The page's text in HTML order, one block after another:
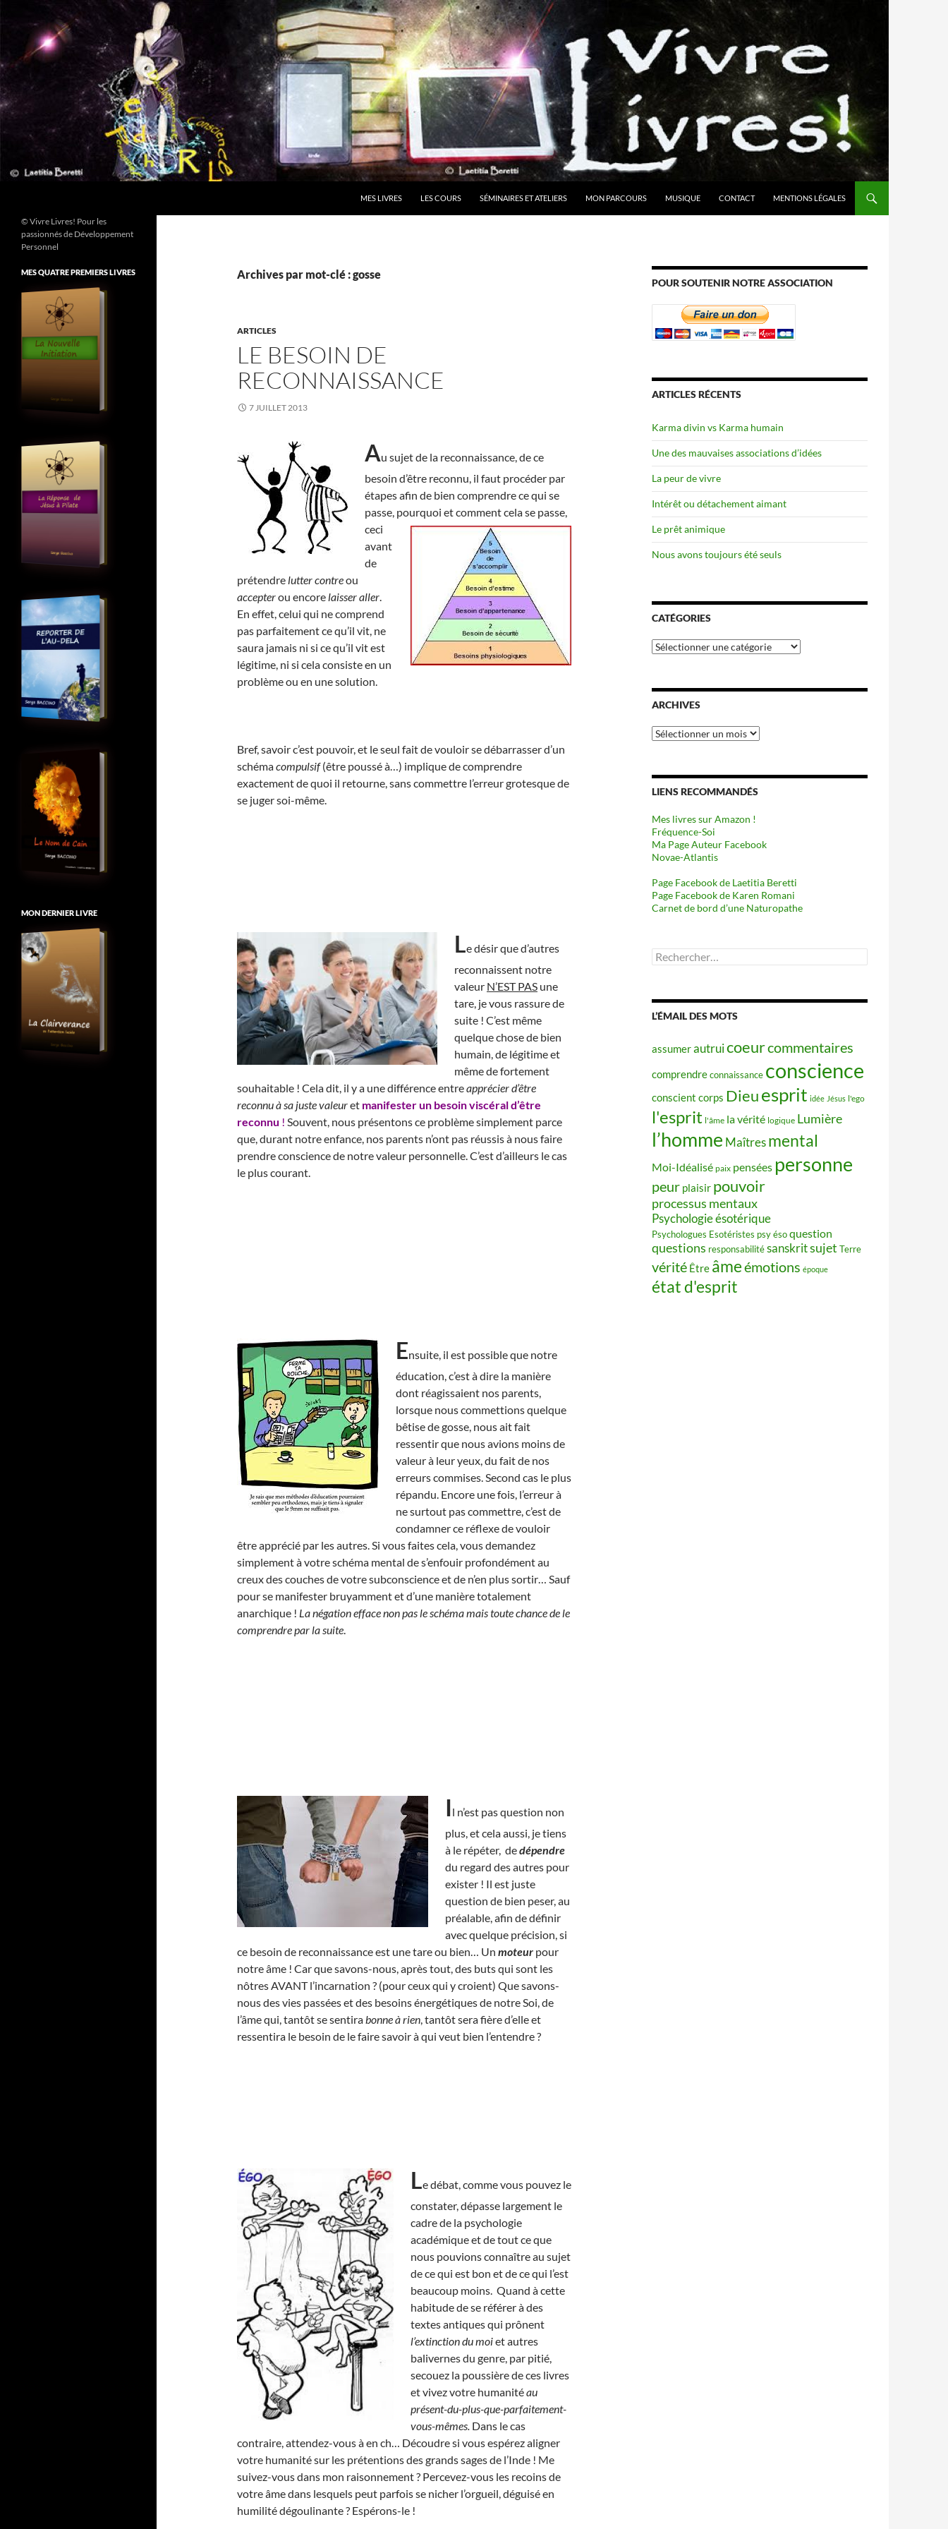
contenu
MES LIVRES LES COURS SÉMINAIRES ET ATELIERS MON PARCOURS MUSIQUE CONTACT MENTIONS LÉGALES
Archives par mot-clé : gosse
ARTICLES
LE BESOIN DE
RECONNAISSANCE
7 JUILLET 2013
Au sujet de la reconnaissance, de ce
besoin d’être reconnu, il faut procéder par
étapes afin de bien comprendre ce qui se
passe, pourquoi et comment cela se passe,
ceci
avant
de
prétendre lutter contreou
accepterou encore laisser aller.
En effet, celui qui ne comprend
pas parfaitement ce qu’il vit, ne
saura jamais ni si ce qu’il vit est
légitime, ni si cela consiste en un
problème ou en une solution.
Bref, savoir c’est pouvoir, et le seul fait de vouloir se débarrasser d’un
schémacompulsif(être poussé à…) implique de comprendre
exactement de quoi il retourne, sans commettre l’erreur grotesque de
se juger soi-même.
Le désir que d’autres
reconnaissent notre
valeur N’EST PAS une
tare, je vous rassure de
suite ! C’est même
quelque chose de bien
humain, de légitime et
même de fortement
souhaitable ! Cela dit, il y a une différence entreapprécier d’être
reconnu à sa juste valeuret manifester un besoin viscéral d’être
reconnu ! Souvent, nous présentons ce problème simplement parce
que, durant notre enfance, nos parents n’ont pas réussis à nous faire
prendre conscience de notre valeur personnelle. C’est d’ailleurs le cas
le plus courant.
Ensuite, il est possible que notre
éducation, c’est à dire la manière
dont réagissaient nos parents,
lorsque nous commettions quelque
bêtise de gosse, nous ait fait
ressentir que nous avions moins de
valeur à leur yeux, du fait de nos
erreurs commises. Second cas le plus
répandu. Encore une fois, l’erreur à
ne surtout pas commettre, c’est de
condamner ce réflexe de vouloir
être apprécié par les autres. Si vous faites cela, vous demandez
simplement à votre schéma mental de s’enfouir profondément au
creux des couches de votre subconscience et de n’en plus sortir… Sauf
pour se manifester bruyamment et d’une manière totalement
anarchique ! La négation efface non pas le schéma mais toute chance de le
comprendre par la suite.
Il n’est pas question non
plus, et cela aussi, je tiens
à le répéter, dedépendre
du regard des autres pour
exister ! Il est juste
question de bien peser, au
préalable, afin de définir
avec quelque précision, si
ce besoin de reconnaissance est une tare ou bien… Un moteur pour
notre âme ! Car que savons-nous, après tout, des buts qui sont les
nôtres AVANT l’incarnation ? (pour ceux qui y croient) Que savons-
nous des vies passées et des besoins énergétiques de notre Soi, de
l’âme qui, tantôt se sentirabonne à rien, tantôt sera fière d’elle et
ressentira le besoin de le faire savoir à qui veut bien l’entendre ?
Le débat, comme vous pouvez le
constater, dépasse largement le
cadre de la psychologie
académique et de tout ce que
nous pouvions connaître au sujet
de ce qui est bon et de ce qui l’est
beaucoup moins. Quand à cette
habitude de se référer à des
textes antiques qui prônent
l’extinction du moiet autres
balivernes du genre, par pitié,
secouez la poussière de ces livres
et vivez votre humanitéau
présent-du-plus-que-parfaitement-
vous-mêmes. Dans le cas
contraire, attendez-vous à en ch… Découdre si vous espérez aligner
votre humanité sur les prétentions des grands sages de l’Inde ! Me
suivez-vous dans mon raisonnement ? Percevez-vous les recoins de
votre âme dans lesquels peut parfois se nicher l’orgueil, déguisé en
humilité dégoulinante ? Espérons-le !
POUR SOUTENIR NOTRE ASSOCIATION
ARTICLES RÉCENTS
Karma divin vs Karma humain
Une des mauvaises associations d’idées
La peur de vivre
Intérêt ou détachement aimant
Le prêt animique
Nous avons toujours été seuls
CATÉGORIES
Catégories
ARCHIVES
Archives
LIENS RECOMMANDÉS
Mes livres sur Amazon !
Fréquence-Soi
Ma Page Auteur Facebook
Novae-Atlantis
Page Facebook de Laetitia Beretti
Page Facebook de Karen Romani
Carnet de bord d’une Naturopathe
Rechercher :
L’ÉMAIL DES MOTS
assumerautruicoeurcommentaires
comprendreconnaissance conscience
conscient corps Dieuesprit idée Jésus l'ego
l'esprit l'âme la vérité logique Lumière
l’homme Maîtres mental
Moi-Idéalisé paix pensées personne
peur plaisir pouvoir
processus mentaux
Psychologie ésotérique
Psychologues Esotéristes psy ésoquestion
questions responsabilitésanskritsujet Terre
vérité Être âmeémotions époque
état d'esprit
© Vivre Livres! Pour les
passionnés de Développement
Personnel
MES QUATRE PREMIERS LIVRES
MON DERNIER LIVRE